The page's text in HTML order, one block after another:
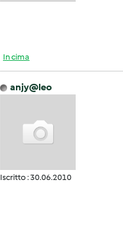
In cima
anjy@leo
Iscritto : 30.06.2010